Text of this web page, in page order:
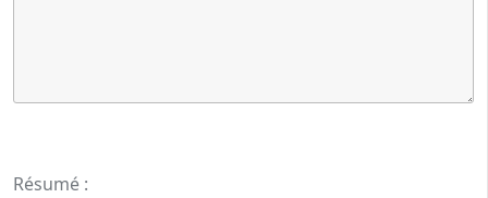
Résumé :